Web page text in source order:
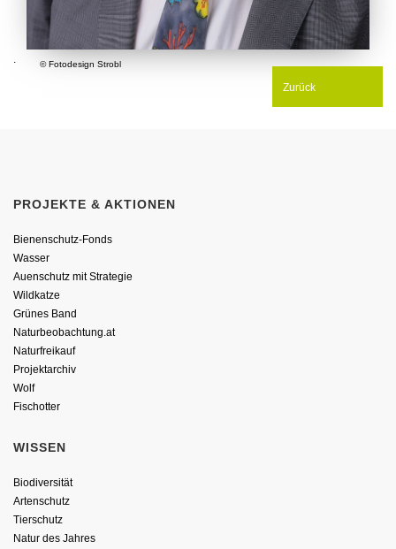
© Fotodesign Strobl
.
Zurück
PROJEKTE & AKTIONEN
Bienenschutz-Fonds
Wasser
Auenschutz mit Strategie
Wildkatze
Grünes Band
Naturbeobachtung.at
Naturfreikauf
Projektarchiv
Wolf
Fischotter
WISSEN
Biodiversität
Artenschutz
Tierschutz
Natur des Jahres